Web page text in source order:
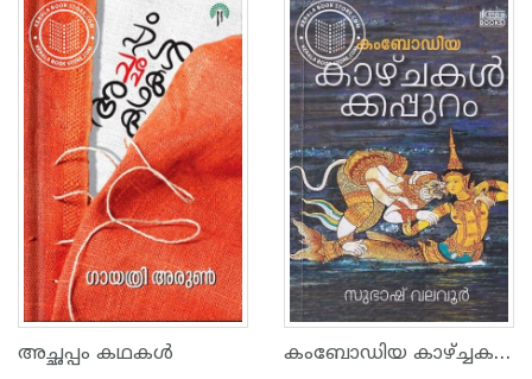
അച്ഛപ്പം കഥകള്‍ കംബോഡിയ കാഴ്ച്ചകൾക്കപ്പുറം